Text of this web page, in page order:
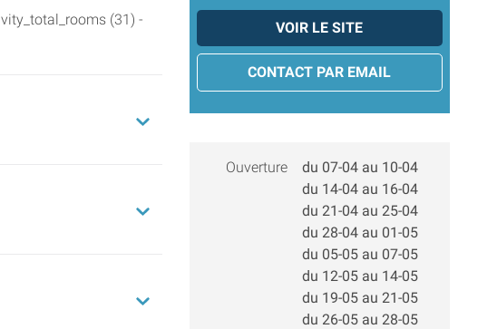
(31) -
VOIR LE SITE
CONTACT PAR EMAIL
Ouverture
du 07-04 au 10-04
du 14-04 au 16-04
du 21-04 au 25-04
du 28-04 au 01-05
du 05-05 au 07-05
du 12-05 au 14-05
du 19-05 au 21-05
du 26-05 au 28-05